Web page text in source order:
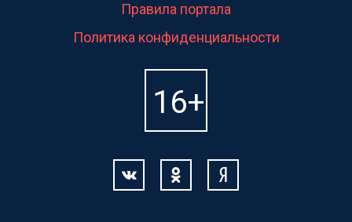
Правила портала
Политика конфиденциальности